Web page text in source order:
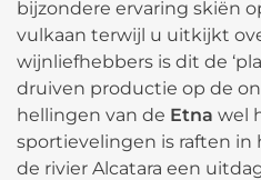
bijzondere ervaring skiën
vulkaan terwijl u uitkijkt
wijnliefhebbers is dit de
druiven productie op de
hellingen van de Etna wel
sportievelingen is raften in
de rivier Alcatara een